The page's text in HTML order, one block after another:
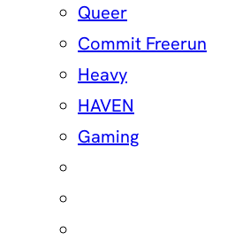
Queer
Commit Freerun
Heavy
HAVEN
Gaming